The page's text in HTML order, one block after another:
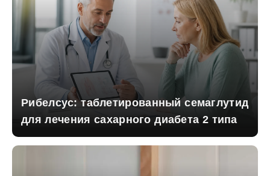
Рибелсус: таблетированный семаглутид
для лечения сахарного диабета 2 типа